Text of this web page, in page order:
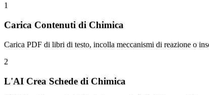
1
Carica Contenuti di Chimica
Carica PDF di libri di testo, incolla meccanismi di reazione o
2
L'AI Crea Schede di Chimica